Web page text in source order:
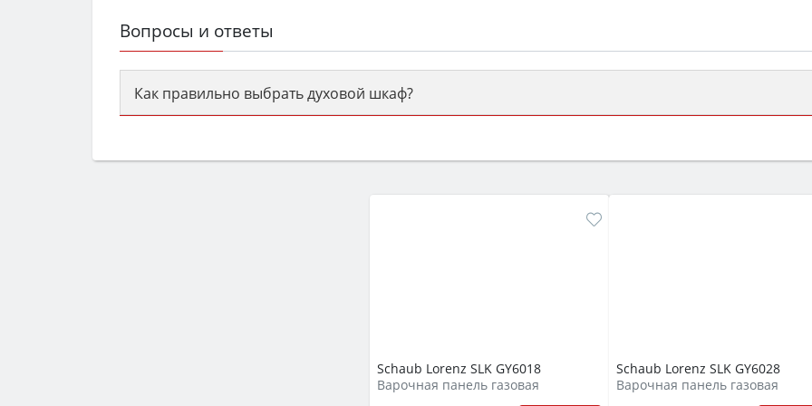
Вопросы и ответы
Как правильно выбрать духовой шкаф?
семьи, класс энергопотребления не ниже A и нужные функции (конвекция, гриль,
Schaub Lorenz SLK GY6018
Варочная панель газовая
Schaub Lorenz SLK GY6028
Варочная панель газовая